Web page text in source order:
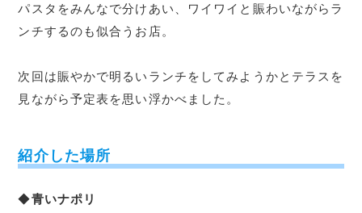
パスタをみんなで分けあい、ワイワイと賑わいながらラ
ンチするのも似合うお店。
次回は賑やかで明るいランチをしてみようかとテラスを
見ながら予定表を思い浮かべました。
紹介した場所
◆青いナポリ